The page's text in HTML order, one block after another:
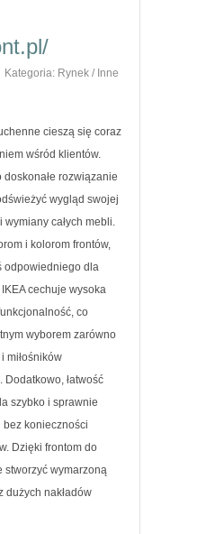
Kategoria: Rynek / Inne
cieszą się coraz
wśród klientów.
doskonałe rozwiązanie
wygląd swojej
całych mebli.
i kolorom frontów,
odpowiedniego dla
cechuje wysoka
co
wyborem zarówno
miłośników
łatwość
szybko i sprawnie
konieczności
Dzięki frontom do
stworzyć wymarzoną
dużych nakładów